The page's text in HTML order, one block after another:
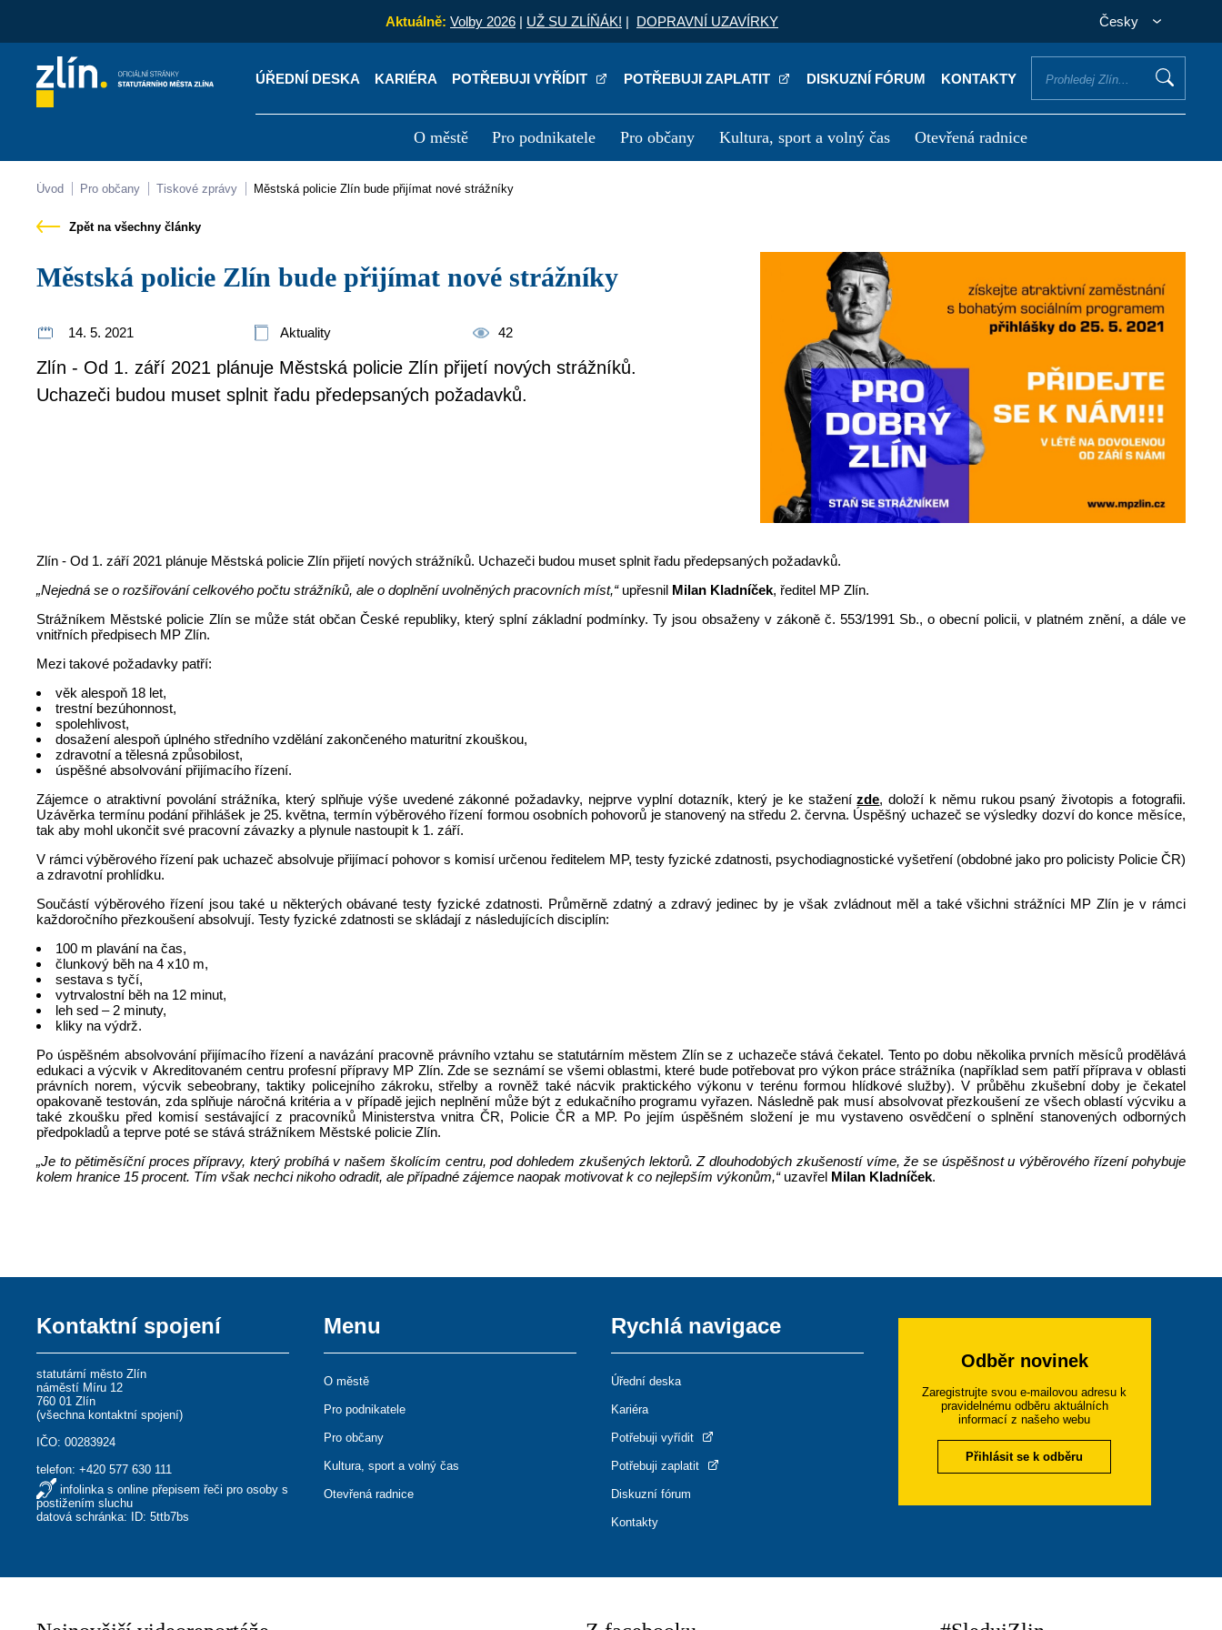
Aktuálně: Volby 2026 | UŽ SU ZLÍŇÁK! | DOPRAVNÍ UZAVÍRKY Česky
ÚŘEDNÍ DESKA KARIÉRA POTŘEBUJI VYŘÍDIT POTŘEBUJI ZAPLATIT DISKUZNÍ FÓRUM KONTAKTY
O městě Pro podnikatele Pro občany Kultura, sport a volný čas Otevřená radnice
Kontakty Úřední deska
Úvod Pro občany Tiskové zprávy Městská policie Zlín bude přijímat nové strážníky
Zpět na všechny články
Městská policie Zlín bude přijímat nové strážníky
14. 5. 2021 Aktuality 42
Zlín - Od 1. září 2021 plánuje Městská policie Zlín přijetí nových strážníků.
Uchazeči budou muset splnit řadu předepsaných požadavků.
Zlín - Od 1. září 2021 plánuje Městská policie Zlín přijetí nových strážníků. Uchazeči budou muset splnit řadu předepsaných požadavků.
„Nejedná se o rozšiřování celkového počtu strážníků, ale o doplnění uvolněných pracovních míst,“ upřesnil Milan Kladníček, ředitel MP Zlín.
Strážníkem Městské policie Zlín se může stát občan České republiky, který splní základní podmínky. Ty jsou obsaženy v zákoně č. 553/1991 Sb., o obecní policii, v platném znění, a dále ve
vnitřních předpisech MP Zlín.
Mezi takové požadavky patří:
věk alespoň 18 let,
trestní bezúhonnost,
spolehlivost,
dosažení alespoň úplného středního vzdělání zakončeného maturitní zkouškou,
zdravotní a tělesná způsobilost,
úspěšné absolvování přijímacího řízení.
Zájemce o atraktivní povolání strážníka, který splňuje výše uvedené zákonné požadavky, nejprve vyplní dotazník, který je ke staženízde, doloží k němu rukou psaný životopis a fotografii.
Uzávěrka termínu podání přihlášek je 25. května, termín výběrového řízení formou osobních pohovorů je stanovený na středu 2. června. Úspěšný uchazeč se výsledky dozví do konce měsíce,
tak aby mohl ukončit své pracovní závazky a plynule nastoupit k 1. září.
V rámci výběrového řízení pak uchazeč absolvuje přijímací pohovor s komisí určenou ředitelem MP, testy fyzické zdatnosti, psychodiagnostické vyšetření (obdobné jako pro policisty Policie ČR)
a zdravotní prohlídku.
Součástí výběrového řízení jsou také u některých obávané testy fyzické zdatnosti. Průměrně zdatný a zdravý jedinec by je však zvládnout měl a také všichni strážníci MP Zlín je v rámci
každoročního přezkoušení absolvují. Testy fyzické zdatnosti se skládají z následujících disciplín:
100 m plavání na čas,
člunkový běh na 4 x10 m,
sestava s tyčí,
vytrvalostní běh na 12 minut,
leh sed – 2 minuty,
kliky na výdrž.
Po úspěšném absolvování přijímacího řízení a navázání pracovně právního vztahu se statutárním městem Zlín se z uchazeče stává čekatel. Tento po dobu několika prvních měsíců prodělává
edukaci a výcvik v Akreditovaném centru profesní přípravy MP Zlín. Zde se seznámí se všemi oblastmi, které bude potřebovat pro výkon práce strážníka (například sem patří příprava v oblasti
právních norem, výcvik sebeobrany, taktiky policejního zákroku, střelby a rovněž také nácvik praktického výkonu v terénu formou hlídkové služby). V průběhu zkušební doby je čekatel
opakovaně testován, zda splňuje náročná kritéria a v případě jejich neplnění může být z edukačního programu vyřazen. Následně pak musí absolvovat přezkoušení ze všech oblastí výcviku a
také zkoušku před komisí sestávající z pracovníků Ministerstva vnitra ČR, Policie ČR a MP. Po jejím úspěšném složení je mu vystaveno osvědčení o splnění stanovených odborných
předpokladů a teprve poté se stává strážníkem Městské policie Zlín.
„Je to pětiměsíční proces přípravy, který probíhá v našem školícím centru, pod dohledem zkušených lektorů. Z dlouhodobých zkušeností víme, že se úspěšnost u výběrového řízení pohybuje
kolem hranice 15 procent. Tím však nechci nikoho odradit, ale případné zájemce naopak motivovat k co nejlepším výkonům,“uzavřel Milan Kladníček.
Kontaktní spojení
statutární město Zlín
náměstí Míru 12
760 01 Zlín
(všechna kontaktní spojení)
IČO: 00283924
telefon:+420 577 630 111
infolinka s online přepisem řeči pro osoby s
postižením sluchu
datová schránka: ID: 5ttb7bs
Menu
O městě
Pro podnikatele
Pro občany
Kultura, sport a volný čas
Otevřená radnice
Rychlá navigace
Úřední deska
Kariéra
Potřebuji vyřídit
Potřebuji zaplatit
Diskuzní fórum
Kontakty
Odběr novinek
Zaregistrujte svou e-mailovou adresu k
pravidelnému odběru aktuálních
informací z našeho webu
Přihlásit se k odběru